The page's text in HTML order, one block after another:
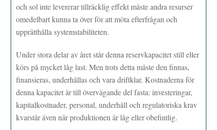
och sol inte levererar tillräcklig effekt måste andra resurser
omedelbart kunna ta över för att möta efterfrågan och
upprätthålla systemstabiliteten.
Under stora delar av året står denna reservkapacitet still eller
körs på mycket låg last. Men trots detta måste den finnas,
finansieras, underhållas och vara driftklar. Kostnaderna för
denna kapacitet är till övervägande del fasta: investeringar,
kapitalkostnader, personal, underhåll och regulatoriska krav
kvarstår även när produktionen är låg eller obefintlig.